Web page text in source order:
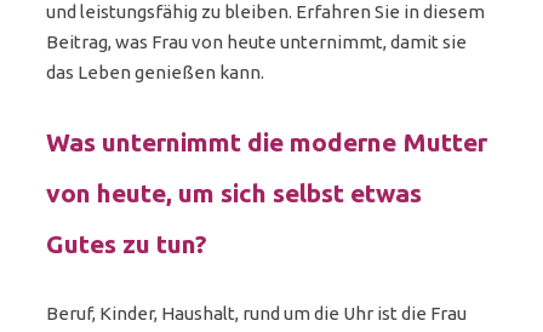
und leistungsfähig zu bleiben. Erfahren Sie in diesem
Beitrag, was Frau von heute unternimmt, damit sie
das Leben genießen kann.
Was unternimmt die moderne Mutter
von heute, um sich selbst etwas
Gutes zu tun?
Beruf, Kinder, Haushalt, rund um die Uhr ist die Frau